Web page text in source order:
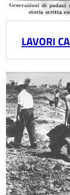
LAVORI